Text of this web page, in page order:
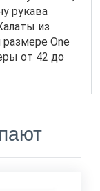
рукава
из
One
от 42 до